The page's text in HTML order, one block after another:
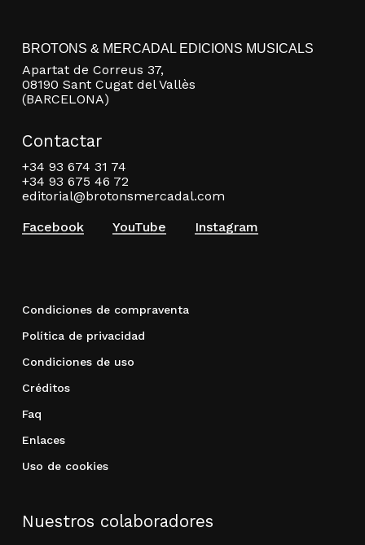
BROTONS & MERCADAL EDICIONS MUSICALS
Apartat de Correus 37,
08190 Sant Cugat del Vallès
(BARCELONA)
Contactar
+34 93 674 31 74
+34 93 675 46 72
editorial@brotonsmercadal.com
Facebook
YouTube Instagram
Condiciones de compraventa
Política de privacidad
Condiciones de uso
Créditos
Faq
Enlaces
Uso de cookies
Nuestros colaboradores